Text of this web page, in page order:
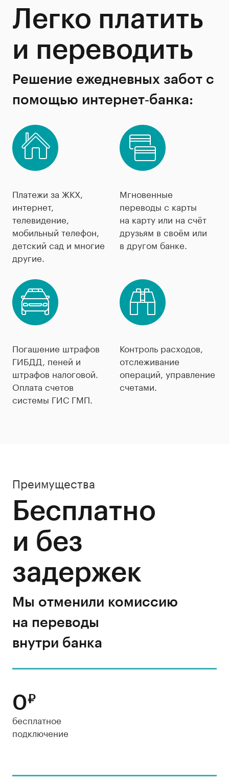
Легко платить
и переводить
Решение ежедневных забот с
помощью интернет‐банка:
Платежи за ЖКХ,
интернет,
телевидение,
мобильный телефон,
детский сад и многие
другие.
Мгновенные
переводы с карты
на карту или на счёт
друзьям в своём или
в другом банке.
Погашение штрафов
ГИБДД, пеней и
штрафов налоговой.
Оплата счетов
системы ГИС ГМП.
Контроль расходов,
отслеживание
операций, управление
счетами.
Преимущества
Бесплатно
и без
задержек
Мы отменили комиссию
на переводы
внутри банка
0₽
бесплатное
подключение